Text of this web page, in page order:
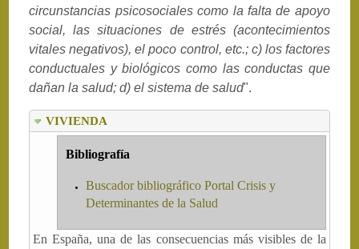
circunstancias psicosociales como la falta de apoyo
social, las situaciones de estrés (acontecimientos
vitales negativos), el poco control, etc.; c) los factores
conductuales y biológicos como las conductas que
dañan la salud; d) el sistema de salud".
VIVIENDA
Bibliografía
Buscador bibliográfico Portal Crisis y
Determinantes de la Salud
En España, una de las consecuencias más visibles de la